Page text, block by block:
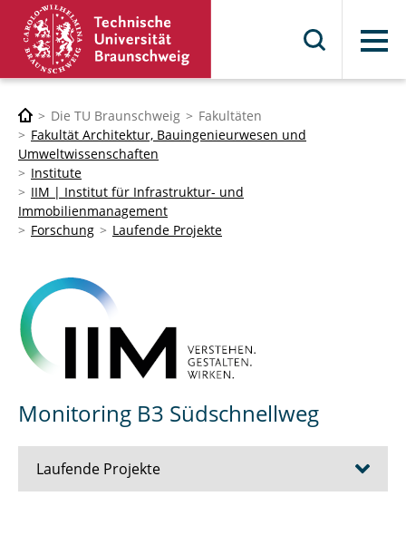
Menü
Die TU Braunschweig
Fakultäten
Fakultät Architektur, Bauingenieurwesen und
Umweltwissenschaften
Institute
IIM | Institut für Infrastruktur- und
Immobilienmanagement
Forschung
Laufende Projekte
Monitoring B3 Südschnellweg
Laufende Projekte